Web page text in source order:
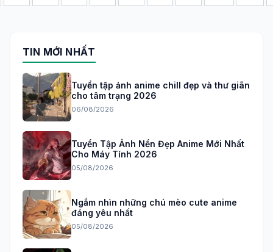
TIN MỚI NHẤT
Tuyển tập ảnh anime chill đẹp và thư giãn
cho tâm trạng 2026
06/08/2026
Tuyển Tập Ảnh Nền Đẹp Anime Mới Nhất
Cho Máy Tính 2026
05/08/2026
Ngắm nhìn những chú mèo cute anime
đáng yêu nhất
05/08/2026